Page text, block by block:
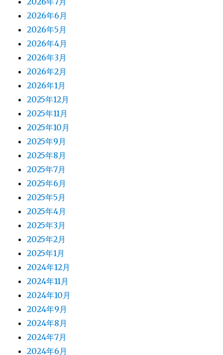
2026年6月
2026年5月
2026年4月
2026年3月
2026年2月
2026年1月
2025年12月
2025年11月
2025年10月
2025年9月
2025年8月
2025年7月
2025年6月
2025年5月
2025年4月
2025年3月
2025年2月
2025年1月
2024年12月
2024年11月
2024年10月
2024年9月
2024年8月
2024年7月
2024年6月